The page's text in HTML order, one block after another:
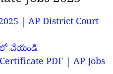
| AP District Court
లో చేయండి
PDF | AP Jobs